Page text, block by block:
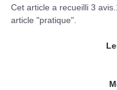
Cet article a recueilli 3 avis.
article "pratique".